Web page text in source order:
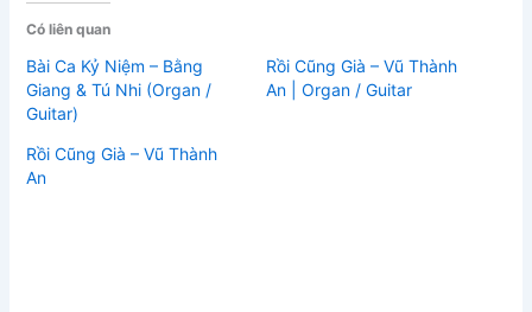
Có liên quan
Bài Ca Kỷ Niệm – Bằng
Giang & Tú Nhi (Organ /
Guitar)
Rồi Cũng Già – Vũ Thành
An | Organ / Guitar
Rồi Cũng Già – Vũ Thành
An